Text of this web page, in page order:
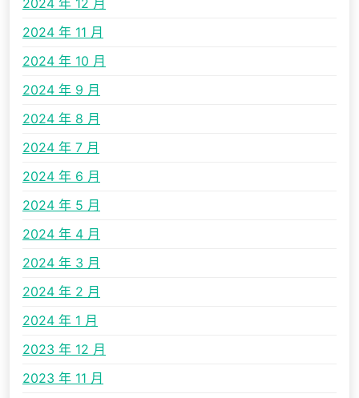
2024 年 12 月
2024 年 11 月
2024 年 10 月
2024 年 9 月
2024 年 8 月
2024 年 7 月
2024 年 6 月
2024 年 5 月
2024 年 4 月
2024 年 3 月
2024 年 2 月
2024 年 1 月
2023 年 12 月
2023 年 11 月